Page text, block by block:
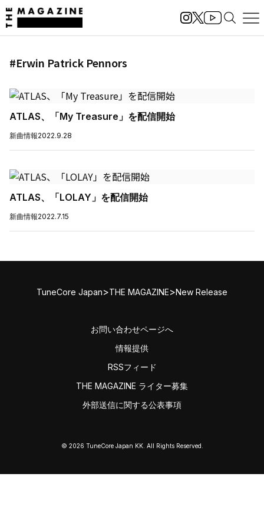
#Erwin Patrick Pennors
ATLAS、「My Treasure」を配信開始
新曲情報2022.9.28
ATLAS、「LOLAY」を配信開始
新曲情報2022.7.15
TuneCore Japan>THE MAGAZINE>New Release
お問い合わせページへ
情報提供
RSSフィード
THE MAGAZINE ライター募集
外部送信に関する公表事項
© 2026 TuneCore Japan KK. All Rights Reserved.